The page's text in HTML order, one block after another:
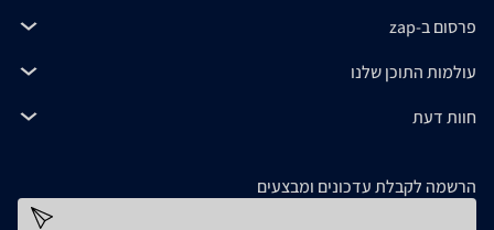
פרסום ב-zap
עולמות התוכן שלנו
חוות דעת
הרשמה לקבלת עדכונים ומבצעים